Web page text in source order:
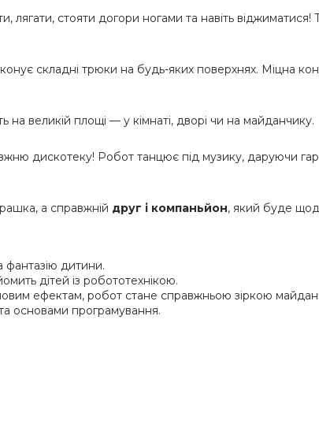
стояти догори ногами та навіть віджиматися!
складні трюки на будь-яких поверхнях. Міцна
на великій площі — у кімнаті, дворі чи на майданчику.
дискотеку! Робот танцює під музику, даруючи
а справжній друг і компаньйон, який буде
фантазію дитини.
дітей із робототехнікою.
ефектам, робот стане справжньою зіркою
основами програмування.